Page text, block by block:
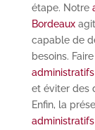
étape. Notre
Bordeauxagit
capable de
besoins.
et éviter des
Enfin, la